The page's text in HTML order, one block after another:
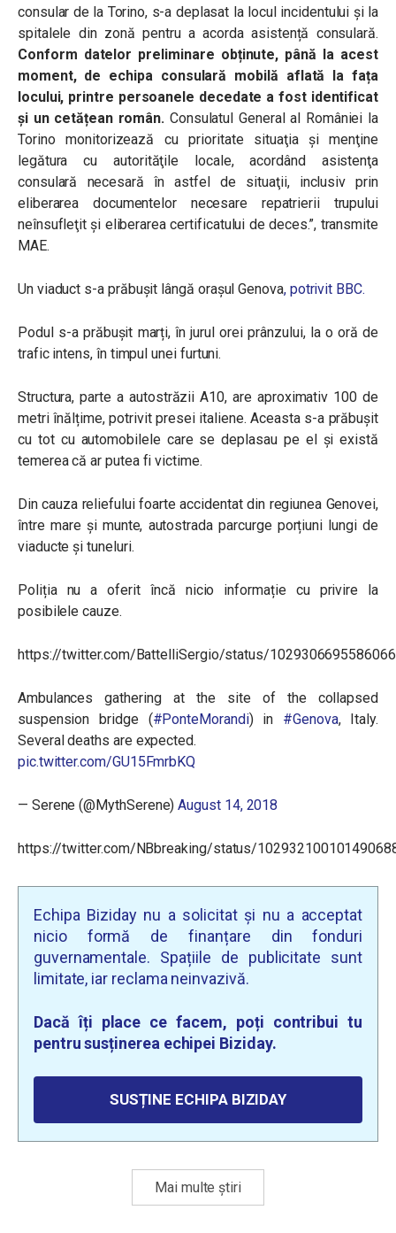
consular de la Torino, s-a deplasat la locul incidentului și la
spitalele din zonă pentru a acorda asistență consulară.
Conform datelor preliminare obținute, până la acest
moment, de echipa consulară mobilă aflată la fața
locului, printre persoanele decedate a fost identificat
și un cetățean român. Consulatul General al României la
Torino monitorizează cu prioritate situaţia şi menţine
legătura cu autorităţile locale, acordând asistenţa
consulară necesară în astfel de situaţii, inclusiv prin
eliberarea documentelor necesare repatrierii trupului
neînsufleţit şi eliberarea certificatului de deces.”, transmite
MAE.
Un viaduct s-a prăbușit lângă orașul Genova, potrivit BBC.
Podul s-a prăbușit marți, în jurul orei prânzului, la o oră de
trafic intens, în timpul unei furtuni.
Structura, parte a autostrăzii A10, are aproximativ 100 de
metri înălțime, potrivit presei italiene. Aceastas-a prăbușit
cu tot cu automobilele care se deplasau pe el și există
temerea că ar putea fi victime.
Din cauza reliefului foarte accidentat din regiunea Genovei,
între mare și munte, autostrada parcurge porțiuni lungi de
viaducte și tuneluri.
Poliția nu a oferit încă nicio informație cu privire la
posibilele cauze.
https://twitter.com/BattelliSergio/status/
Ambulances gathering at the site of the collapsed
suspension bridge (#PonteMorandi) in #Genova, Italy.
Several deaths are expected.
pic.twitter.com/GU15FmrbKQ
— Serene (@MythSerene)August 14, 2018
https://twitter.com/NBbreaking/status/
Echipa Biziday nu a solicitat și nu a acceptat
nicio formă de finanțare din fonduri
guvernamentale. Spațiile de publicitate sunt
limitate, iar reclama neinvazivă.
Dacă îți place ce facem, poți contribui tu
pentru susținerea echipei Biziday.
SUSȚINE ECHIPA BIZIDAY
Mai multe știri